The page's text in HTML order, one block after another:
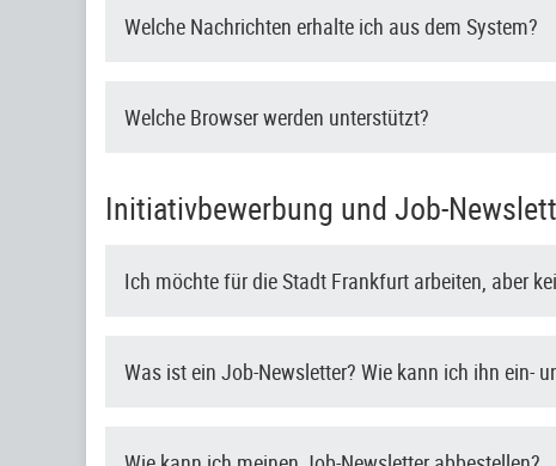
Welche Nachrichten erhalte ich aus dem System?
Welche Browser werden unterstützt?
Initiativbewerbung und Job-
Ich möchte für die Stadt Frankfurt arbeiten, aber
Was ist ein Job-Newsletter? Wie kann ich ihn ein-